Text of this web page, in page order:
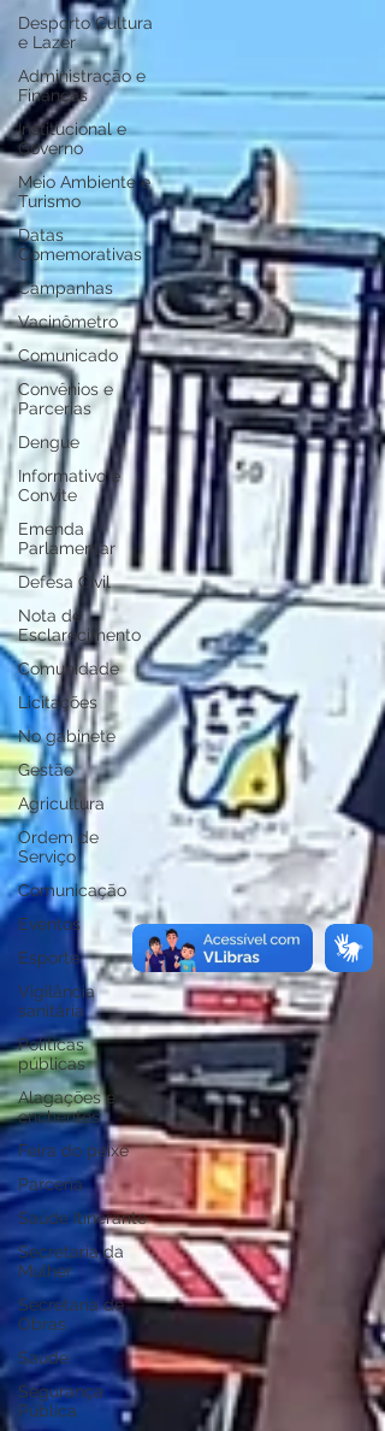
Desporto Cultura
e Lazer
Administração e
Finanças
Institucional e
Governo
Meio Ambiente e
Turismo
Datas
Comemorativas
Campanhas
Vacinômetro
Comunicado
Convênios e
Parcerias
Dengue
Informativo e
Convite
Emenda
Parlamentar
Defesa Civil
Nota de
Esclarecimento
Comunidade
Licitações
No gabinete
Gestão
Agricultura
Ordem de
Serviço
Comunicação
Eventos
Esporte
Vigilância
sanitária
Políticas
públicas
Alagações e
enchentes
Feira do peixe
Parceria
Saúde Itinerante
Secretaria da
Mulher
Secretaria de
Obras
Saúde
Segurança
Pública